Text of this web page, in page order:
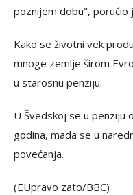
poznijem dobu", poručio
Kako se životni vek
mnoge zemlje širom
u starosnu penziju.
U Švedskoj se u penziju
godina, mada se u
povećanja.
(EUpravo zato/BBC)